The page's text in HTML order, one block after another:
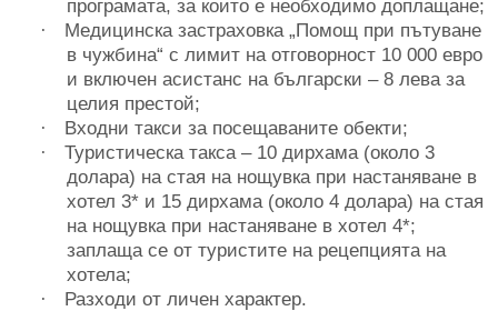
програмата, за които е необходимо доплащане;
·
Медицинска застраховка „Помощ при пътуване
в чужбина“ с лимит на отговорност 10 000 евро
и включен асистанс на български – 8 лева за
целия престой;
· Входни такси за посещаваните обекти;
·
Туристическа такса – 10 дирхама (около 3
долара) на стая на нощувка при настаняване в
хотел 3* и 15 дирхама (около 4 долара) на стая
на нощувка при настаняване в хотел 4*;
заплаща се от туристите на рецепцията на
хотела;
· Разходи от личен характер.